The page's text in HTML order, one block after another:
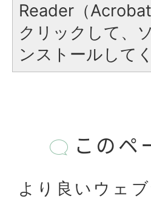
Reader（
クリックして、
ンストールして
このペ
より良いウェ